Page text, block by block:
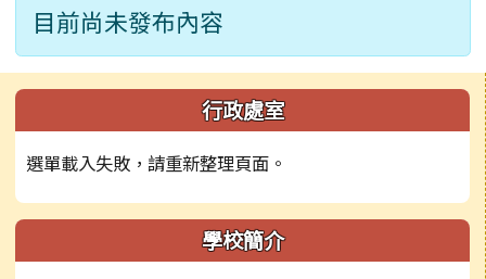
目前尚未發布內容
左邊區域內容 行政處室
選單載入失敗，請重新整理頁面。
學校簡介